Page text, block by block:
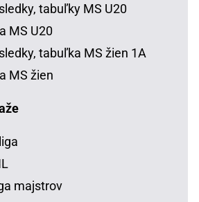
tabuľky MS U20
MS U20
tabuľka MS žien 1A
MS žien
majstrov